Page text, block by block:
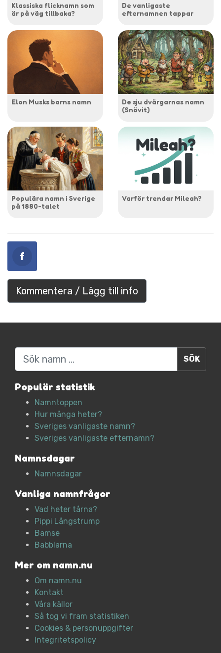
Klassiska flicknamn som
är på väg tillbaka?
De vanligaste
efternamnen tappar
Elon Musks barns namn
De sju dvärgarnas namn
(Snövit)
Populära namn i Sverige
på 1880-talet
Varför trendar Mileah?
Kommentera / Lägg till info
Sök
Populär statistik
Namntoppen
Hur många heter?
Sveriges vanligaste namn?
Sveriges vanligaste efternamn?
Namnsdagar
Namnsdagar
Vanliga namnfrågor
Vad heter tårna?
Pippi Långstrump
Bamse
Babblarna
Mer om namn.nu
Om namn.nu
Kontakt
Våra källor
Så tog vi fram statistiken
Cookies & personuppgifter
Integritetspolicy